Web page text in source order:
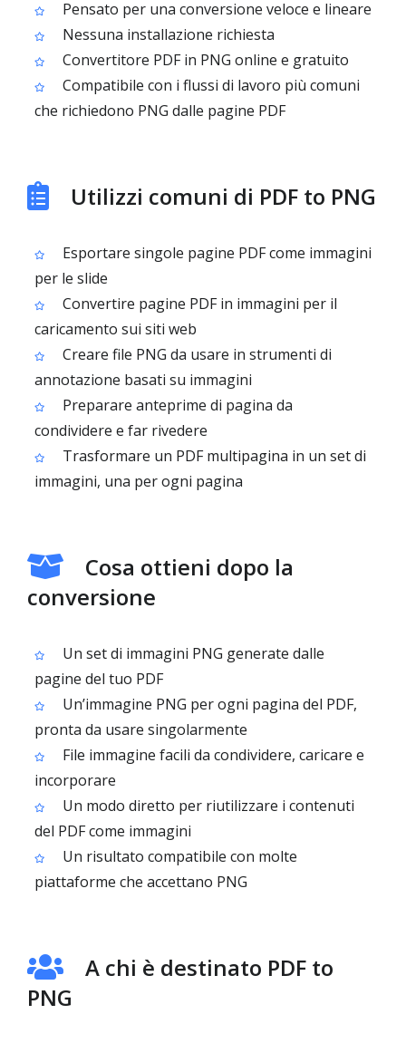
Pensato per una conversione veloce e lineare
Nessuna installazione richiesta
Convertitore PDF in PNG online e gratuito
Compatibile con i flussi di lavoro più comuni
che richiedono PNG dalle pagine PDF
Utilizzi comuni di PDF to PNG
Esportare singole pagine PDF come immagini
per le slide
Convertire pagine PDF in immagini per il
caricamento sui siti web
Creare file PNG da usare in strumenti di
annotazione basati su immagini
Preparare anteprime di pagina da
condividere e far rivedere
Trasformare un PDF multipagina in un set di
immagini, una per ogni pagina
Cosa ottieni dopo la
conversione
Un set di immagini PNG generate dalle
pagine del tuo PDF
Un’immagine PNG per ogni pagina del PDF,
pronta da usare singolarmente
File immagine facili da condividere, caricare e
incorporare
Un modo diretto per riutilizzare i contenuti
del PDF come immagini
Un risultato compatibile con molte
piattaforme che accettano PNG
A chi è destinato PDF to
PNG